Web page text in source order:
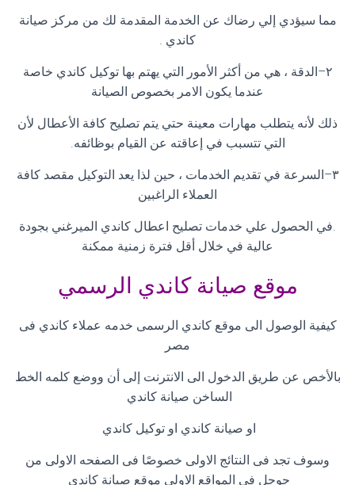
مما سيؤدي إلي رضاك عن الخدمة المقدمة لك من مركز صيانة
كاندي .
٢–الدقة ، هي من أكثر الأمور التي يهتم بها توكيل كاندي خاصة
عندما يكون الامر بخصوص الصيانة
ذلك لأنه يتطلب مهارات معينة حتي يتم تصليح كافة الأعطال لأن
التي تتسبب في إعاقته عن القيام بوظائفه.
٣–السرعة في تقديم الخدمات ، حين لذا يعد التوكيل مقصد كافة
العملاء الراغبين
.في الحصول علي خدمات تصليح اعطال كاندي الميرغني بجودة
عالية في خلال أقل فترة زمنية ممكنة
موقع صيانة كاندي الرسمي
كيفية الوصول الى موقع كاندي الرسمى خدمه عملاء كاندي فى
مصر
بالأخص عن طريق الدخول الى الانترنت إلى أن ووضع كلمه الخط
الساخن صيانة كاندي
او صيانة كاندي او توكيل كاندي
وسوف تجد فى النتائج الاولى خصوصًا فى الصفحه الاولى من
جوجل فى المواقع الاولى موقع صيانة كاندي